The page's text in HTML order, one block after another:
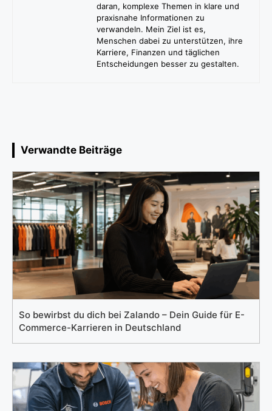
daran, komplexe Themen in klare und
praxisnahe Informationen zu
verwandeln. Mein Ziel ist es,
Menschen dabei zu unterstützen, ihre
Karriere, Finanzen und täglichen
Entscheidungen besser zu gestalten.
Verwandte Beiträge
So bewirbst du dich bei Zalando – Dein Guide für E-
Commerce-Karrieren in Deutschland